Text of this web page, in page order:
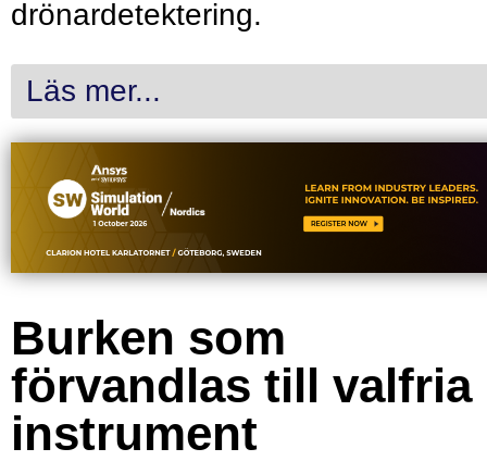
drönardetektering.
Läs mer...
Burken som
förvandlas till valfria
instrument